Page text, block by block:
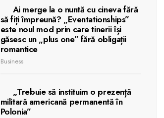
Ai merge la o nuntă cu cineva fără
să fiți împreună? „Eventationships”
este noul mod prin care tinerii își
găsesc un „plus one” fără obligații
romantice
Business
„Trebuie să instituim o prezență
militară americană permanentă în
Polonia”